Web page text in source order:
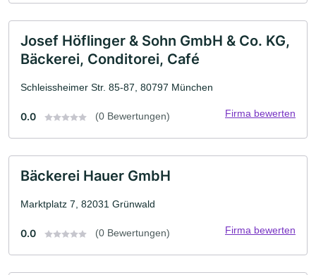
Josef Höflinger & Sohn GmbH & Co. KG,
Bäckerei, Conditorei, Café
Schleissheimer Str. 85-87, 80797 München
0.0 (0 Bewertungen) Firma bewerten
Bäckerei Hauer GmbH
Marktplatz 7, 82031 Grünwald
0.0 (0 Bewertungen) Firma bewerten